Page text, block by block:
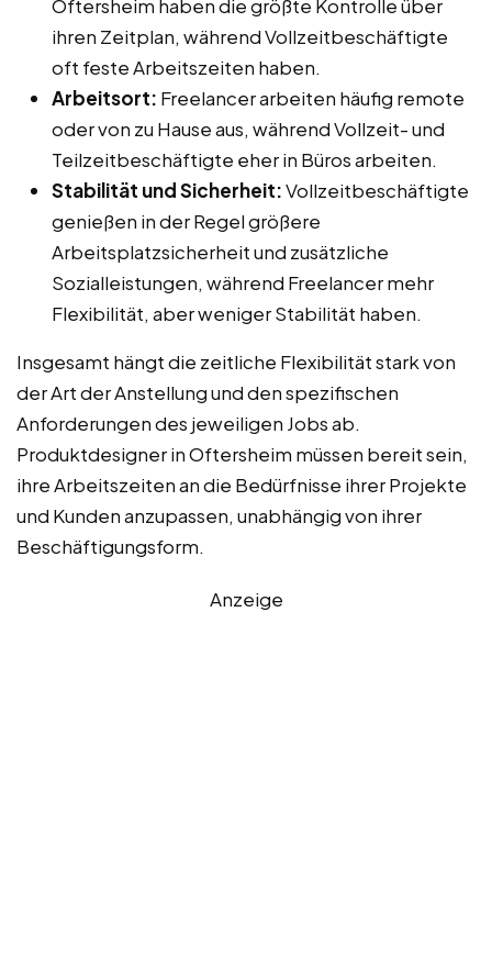
Oftersheim haben die größte Kontrolle über
ihren Zeitplan, während Vollzeitbeschäftigte
oft feste Arbeitszeiten haben.
Arbeitsort: Freelancer arbeiten häufig remote
oder von zu Hause aus, während Vollzeit- und
Teilzeitbeschäftigte eher in Büros arbeiten.
Stabilität und Sicherheit:Vollzeitbeschäftigte
genießen in der Regel größere
Arbeitsplatzsicherheit und zusätzliche
Sozialleistungen, während Freelancer mehr
Flexibilität, aber weniger Stabilität haben.
Insgesamt hängt die zeitliche Flexibilität stark von
der Art der Anstellung und den spezifischen
Anforderungen des jeweiligen Jobs ab.
Produktdesigner in Oftersheim müssen bereit sein,
ihre Arbeitszeiten an die Bedürfnisse ihrer Projekte
und Kunden anzupassen, unabhängig von ihrer
Beschäftigungsform.
Anzeige